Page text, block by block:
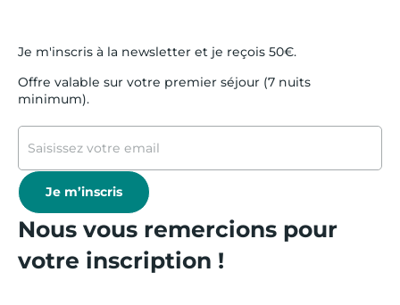
Je m'inscris à la newsletter et je reçois 50€.
Offre valable sur votre premier séjour (7 nuits
minimum).
Je m’inscris
Nous vous remercions pour
votre inscription !